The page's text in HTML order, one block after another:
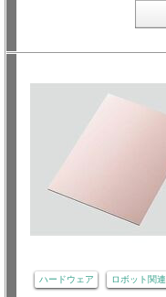
ハードウェア ロボット関連